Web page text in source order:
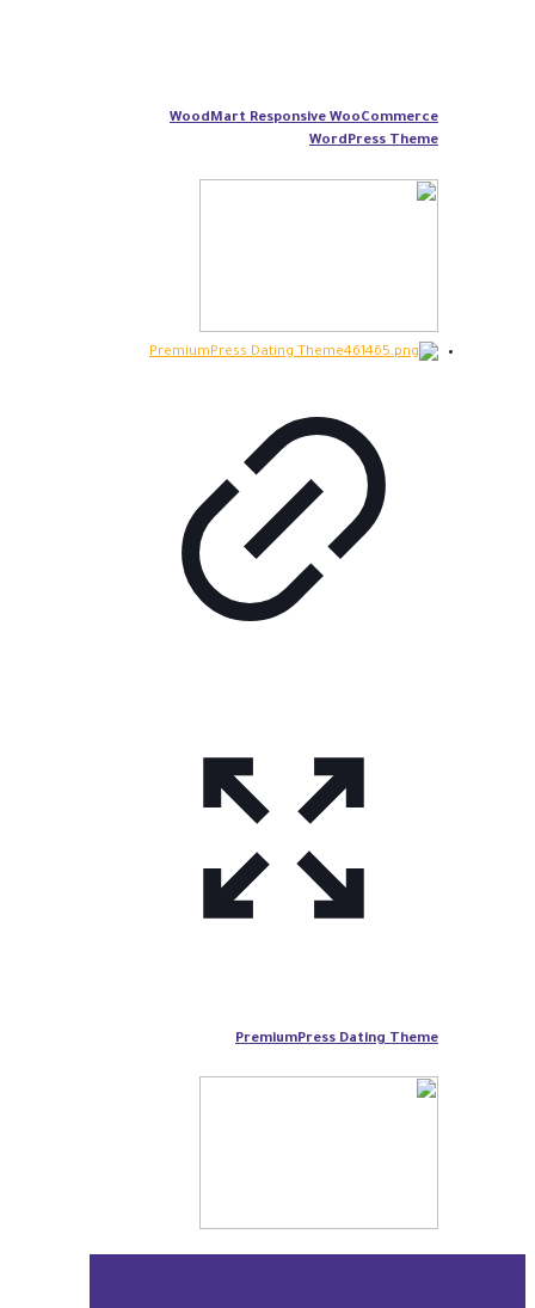
WoodMart Responsive WooCommerce
WordPress Theme
PremiumPress Dating Theme